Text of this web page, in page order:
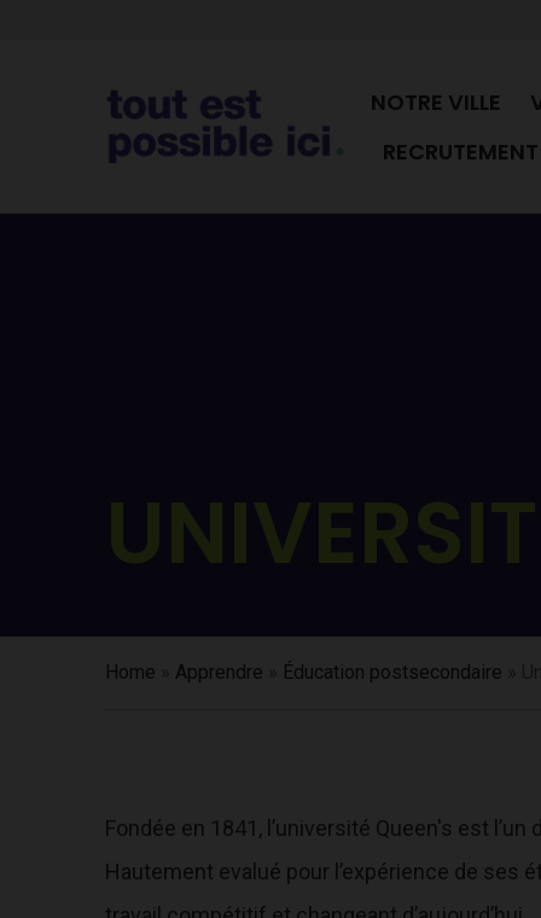
NOTRE VILLE
Home Apprendre Éducation postsecondaire
Fondée en 1841, l’université Queen's est
Hautement evalué pour l’expérience de ses